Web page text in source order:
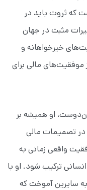
که ثروت باید در
مثبت در جهان
خیرخواهانه و
موفقیت‌های مالی برای
او همیشه بر
تصمیمات مالی
واقعی زمانی به
ترکیب شود. او با
سایرین آموخت که